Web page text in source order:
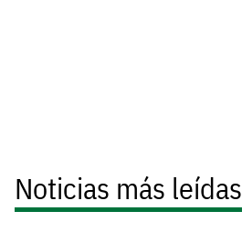
Noticias más leídas